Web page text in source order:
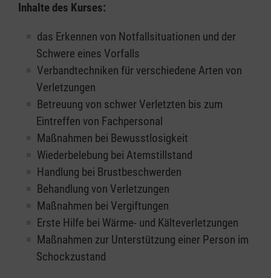
Inhalte des Kurses:
das Erkennen von Notfallsituationen und der
Schwere eines Vorfalls
Verbandtechniken für verschiedene Arten von
Verletzungen
Betreuung von schwer Verletzten bis zum
Eintreffen von Fachpersonal
Maßnahmen bei Bewusstlosigkeit
Wiederbelebung bei Atemstillstand
Handlung bei Brustbeschwerden
Behandlung von Verletzungen
Maßnahmen bei Vergiftungen
Erste Hilfe bei Wärme- und Kälteverletzungen
Maßnahmen zur Unterstützung einer Person im
Schockzustand